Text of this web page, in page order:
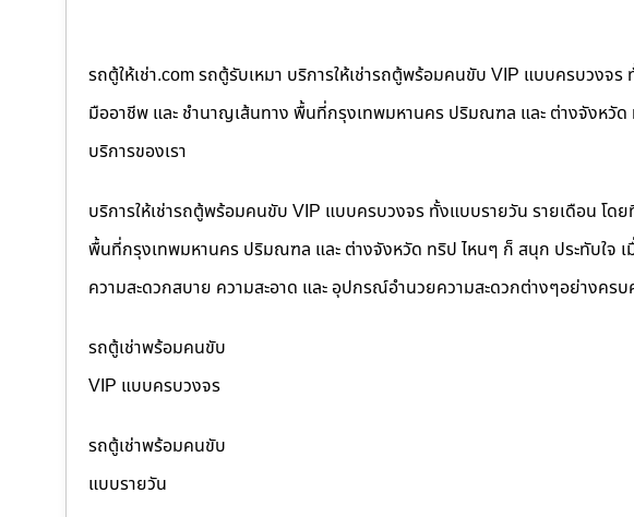
รถตู้ให้เช่า.com รถตู้รับเหมา บริการให้เช่ารถตู้พร้อมคนขับ VIP แบบครบวงจ
มืออาชีพ และ ชำนาญเส้นทาง พื้นที่กรุงเทพมหานคร ปริมณฑล และ ต่างจังหวัด
บริการของเรา
บริการให้เช่ารถตู้พร้อมคนขับ VIP แบบครบวงจร ทั้งแบบรายวัน รายเดือน โด
พื้นที่กรุงเทพมหานคร ปริมณฑล และ ต่างจังหวัด ทริป ไหนๆ ก็ สนุก ประทับใจ เ
ความสะดวกสบาย ความสะอาด และ อุปกรณ์อำนวยความสะดวกต่างๆอย่างคร
รถตู้เช่าพร้อมคนขับ
VIP แบบครบวงจร
รถตู้เช่าพร้อมคนขับ
แบบรายวัน